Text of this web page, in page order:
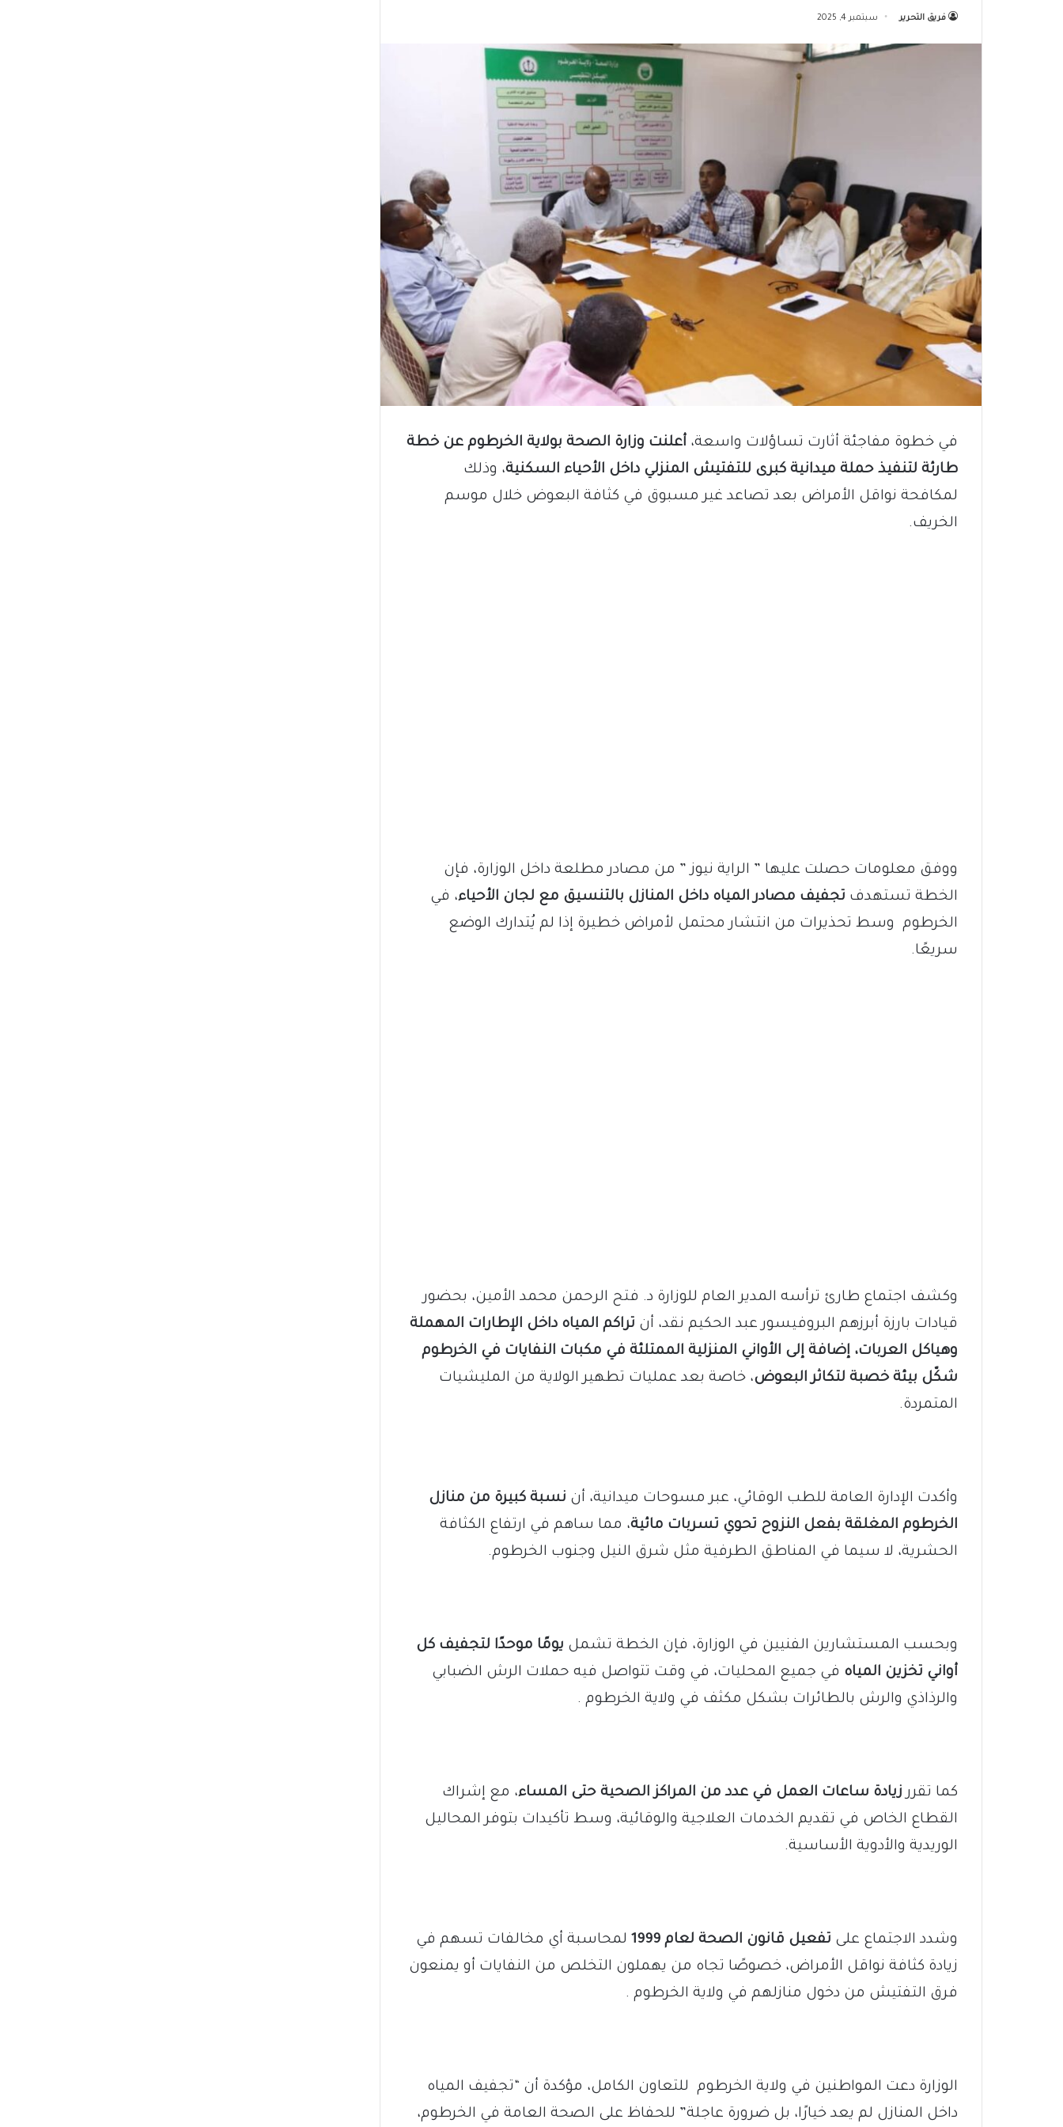
فريق التحرير سبتمبر 4, 2025
في خطوة مفاجئة أثارت تساؤلات واسعة، أعلنت وزارة الصحة بولاية الخرطوم عن خطة
طارئة لتنفيذ حملة ميدانية كبرى للتفتيش المنزلي داخل الأحياء السكنية، وذلك
لمكافحة نواقل الأمراض بعد تصاعد غير مسبوق في كثافة البعوض خلال موسم
الخريف.
ووفق معلومات حصلت عليها ” الراية نيوز ” من مصادر مطلعة داخل الوزارة، فإن
الخطة تستهدف تجفيف مصادر المياه داخل المنازل بالتنسيق مع لجان الأحياء، في
الخرطوم وسط تحذيرات من انتشار محتمل لأمراض خطيرة إذا لم يُتدارك الوضع
سريعًا.
وكشف اجتماع طارئ ترأسه المدير العام للوزارة د. فتح الرحمن محمد الأمين، بحضور
قيادات بارزة أبرزهم البروفيسور عبد الحكيم نقد، أن تراكم المياه داخل الإطارات المهملة
وهياكل العربات، إضافة إلى الأواني المنزلية الممتلئة في مكبات النفايات في الخرطوم
شكّل بيئة خصبة لتكاثر البعوض، خاصة بعد عمليات تطهير الولاية من المليشيات
المتمردة.
وأكدت الإدارة العامة للطب الوقائي، عبر مسوحات ميدانية، أن نسبة كبيرة من منازل
الخرطوم المغلقة بفعل النزوح تحوي تسربات مائية، مما ساهم في ارتفاع الكثافة
الحشرية، لا سيما في المناطق الطرفية مثل شرق النيل وجنوب الخرطوم.
وبحسب المستشارين الفنيين في الوزارة، فإن الخطة تشمل يومًا موحدًا لتجفيف كل
أواني تخزين المياه في جميع المحليات، في وقت تتواصل فيه حملات الرش الضبابي
والرذاذي والرش بالطائرات بشكل مكثف في ولاية الخرطوم .
كما تقرر زيادة ساعات العمل في عدد من المراكز الصحية حتى المساء، مع إشراك
القطاع الخاص في تقديم الخدمات العلاجية والوقائية، وسط تأكيدات بتوفر المحاليل
الوريدية والأدوية الأساسية.
وشدد الاجتماع على تفعيل قانون الصحة لعام 1999
لمحاسبة أي مخالفات تسهم في
زيادة كثافة نواقل الأمراض، خصوصًا تجاه من يهملون التخلص من النفايات أو يمنعون
فرق التفتيش من دخول منازلهم في ولاية الخرطوم .
الوزارة دعت المواطنين في ولاية الخرطوم للتعاون الكامل، مؤكدة أن “تجفيف المياه
داخل المنازل لم يعد خيارًا، بل ضرورة عاجلة” للحفاظ على الصحة العامة في الخرطوم،